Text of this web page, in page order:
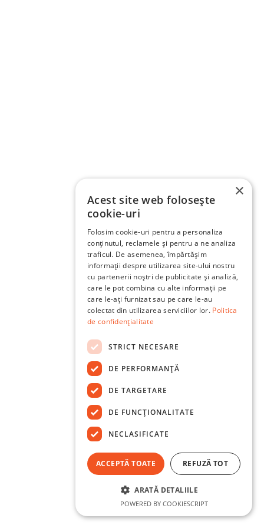
×
Acest site web folosește
cookie-uri
Folosim cookie-uri pentru a personaliza
conținutul, reclamele și pentru a ne analiza
traficul. De asemenea, împărtășim
informații despre utilizarea site-ului nostru
cu partenerii noștri de publicitate și analiză,
care le pot combina cu alte informații pe
care le-ați furnizat sau pe care le-au
colectat din utilizarea serviciilor lor. Politica
de confidențialitate
STRICT NECESARE
DE PERFORMANȚĂ
DE TARGETARE
DE FUNCŢIONALITATE
NECLASIFICATE
ACCEPTĂ TOATE REFUZĂ TOT
ARATĂ DETALIILE
POWERED BY COOKIESCRIPT